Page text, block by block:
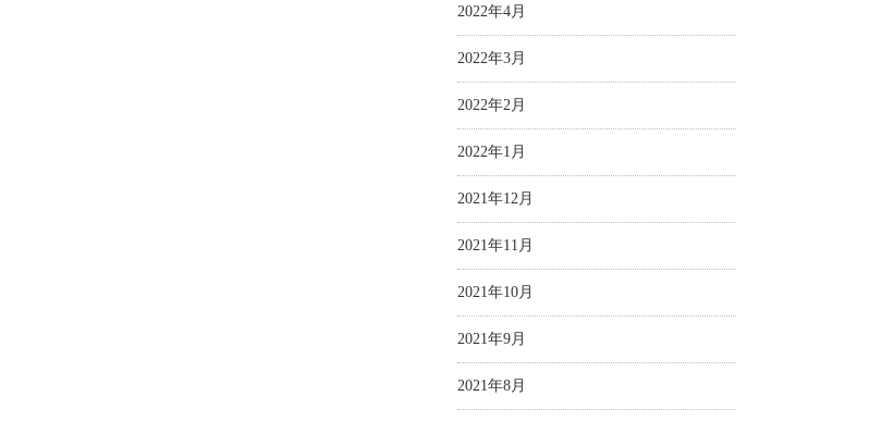
2022年4月
2022年3月
2022年2月
2022年1月
2021年12月
2021年11月
2021年10月
2021年9月
2021年8月